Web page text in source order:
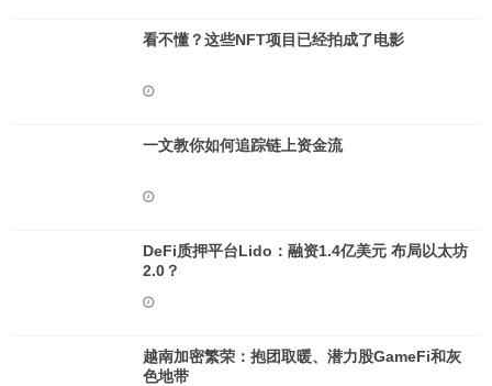
看不懂？这些NFT项目已经拍成了电影
一文教你如何追踪链上资金流
DeFi质押平台Lido：融资1.4亿美元 布局以太坊
2.0？
越南加密繁荣：抱团取暖、潜力股GameFi和灰
色地带